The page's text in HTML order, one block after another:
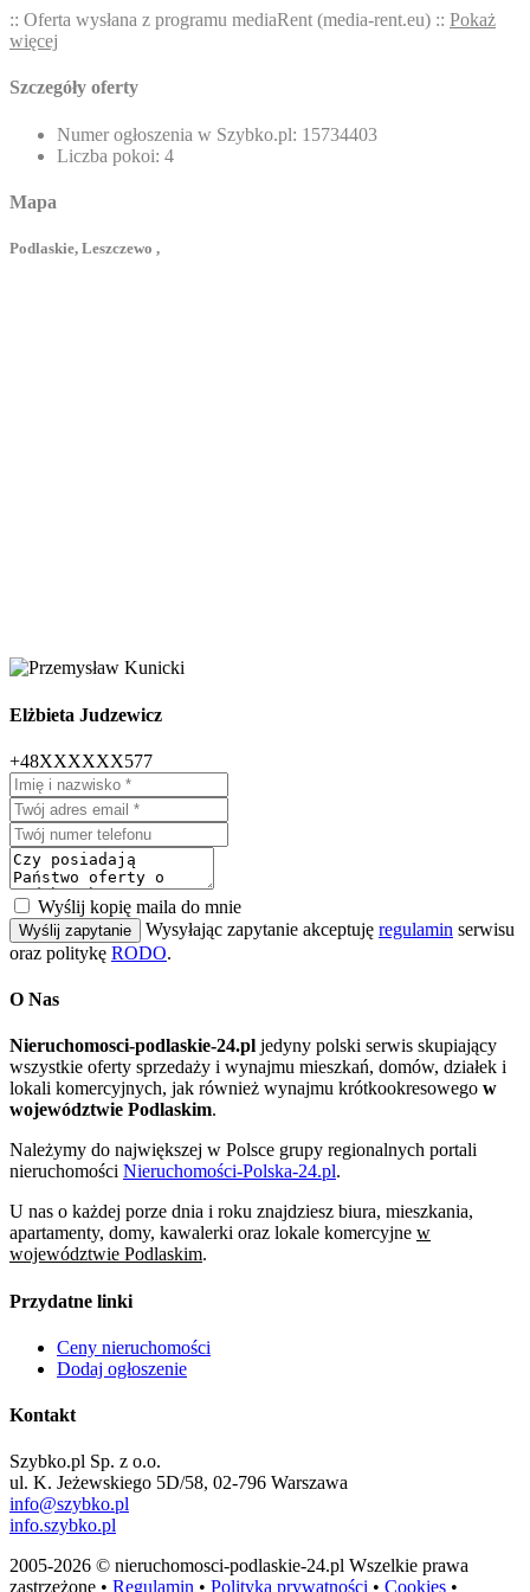
:: Oferta wysłana z programu mediaRent (media-rent.eu) :: Pokaż
więcej
Szczegóły oferty
Numer ogłoszenia w Szybko.pl: 15734403
Liczba pokoi: 4
Mapa
Podlaskie, Leszczewo ,
Elżbieta Judzewicz
+48XXXXXX577
Wyślij kopię maila do mnie
Wyślij zapytanie Wysyłając zapytanie akceptuję regulamin serwisu
oraz politykę RODO.
O Nas
Nieruchomosci-podlaskie-24.pl jedyny polski serwis skupiający
wszystkie oferty sprzedaży i wynajmu mieszkań, domów, działek i
lokali komercyjnych, jak również wynajmu krótkookresowego w
województwie Podlaskim.
Należymy do największej w Polsce grupy regionalnych portali
nieruchomości Nieruchomości-Polska-24.pl.
U nas o każdej porze dnia i roku znajdziesz biura, mieszkania,
apartamenty, domy, kawalerki oraz lokale komercyjne w
województwie Podlaskim.
Przydatne linki
Ceny nieruchomości
Dodaj ogłoszenie
Kontakt
Szybko.pl Sp. z o.o.
ul. K. Jeżewskiego 5D/58, 02-796 Warszawa
info@szybko.pl
info.szybko.pl
2005-2026 © nieruchomosci-podlaskie-24.pl Wszelkie prawa
zastrzeżone • Regulamin • Polityka prywatności • Cookies •